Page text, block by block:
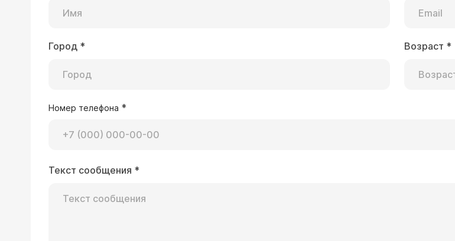
Город * Возраст *
Номер телефона *
Текст сообщения *